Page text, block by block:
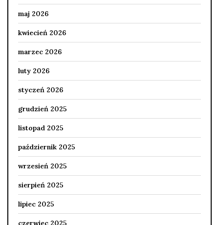
maj 2026
kwiecień 2026
marzec 2026
luty 2026
styczeń 2026
grudzień 2025
listopad 2025
październik 2025
wrzesień 2025
sierpień 2025
lipiec 2025
czerwiec 2025